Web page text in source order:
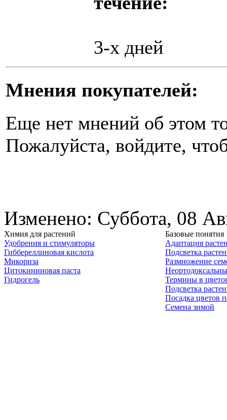
3-х дней
Мнения покупателей:
Еще нет мнений об этом
Пожалуйста, войдите,
Изменено: Суббота, 08
Химия для растений
Удобрения и стимуляторы
Гиббереллиновая кислота
Микориза
Цитокининовая паста
Гидрогель
Базовые понятия
Адаптация
Подсветка
Размножение
Термины в
Подсветка
Посадка цветов
Семена зимой